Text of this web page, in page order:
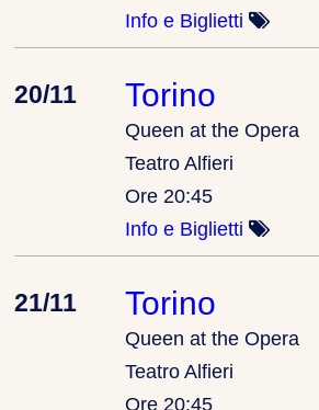
Info e Biglietti
20/11 Torino
Queen at the Opera
Teatro Alfieri
Ore 20:45
Info e Biglietti
21/11 Torino
Queen at the Opera
Teatro Alfieri
Ore 20:45